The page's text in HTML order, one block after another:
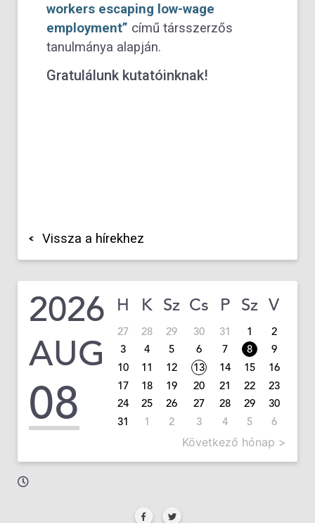
workers escaping low-wage
employment” című társszerzős
tanulmánya alapján.
Gratulálunk kutatóinknak!
Vissza a hírekhez
2026
AUG
08
H K Sz Cs P Sz V
27 28 29 30 31 1
2
3
4 5 6 7 8
9
10
11 12 13 14 15
16
17
18 19 20 21 22
23
24
25 26 27 28 29
30
31
1 2 3 4 5 6
Következő hónap >